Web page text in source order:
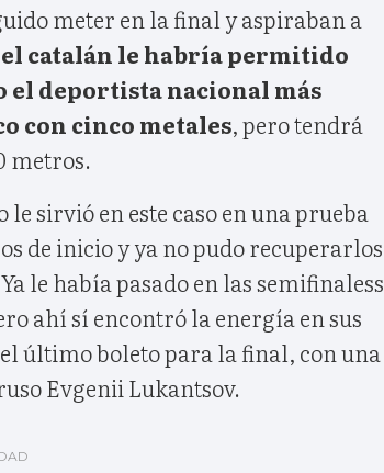
meter en la final y aspiraban a
catalán le habría permitido
el deportista nacional más
con cinco metales, pero tendrá
metros.
sirvió en este caso en una prueba
de inicio y ya no pudo recuperarlos
le había pasado en las semifinaless
ahí sí encontró la energía en sus
último boleto para la final, con una
Evgenii Lukantsov.